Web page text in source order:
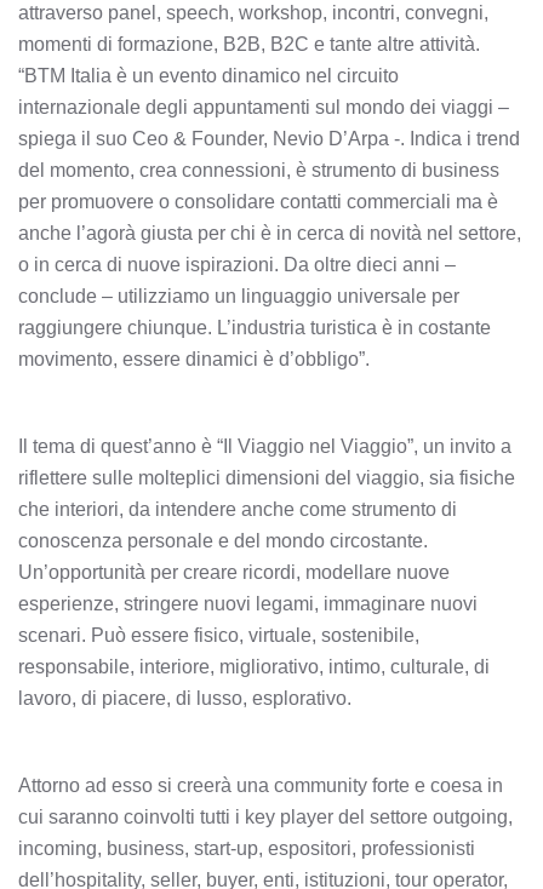
attraverso panel, speech, workshop, incontri, convegni,
momenti di formazione, B2B, B2C e tante altre attività.
“BTM Italia è un evento dinamico nel circuito
internazionale degli appuntamenti sul mondo dei viaggi –
spiega il suo Ceo & Founder, Nevio D’Arpa -. Indica i trend
del momento, crea connessioni, è strumento di business
per promuovere o consolidare contatti commerciali ma è
anche l’agorà giusta per chi è in cerca di novità nel settore,
o in cerca di nuove ispirazioni. Da oltre dieci anni –
conclude – utilizziamo un linguaggio universale per
raggiungere chiunque. L’industria turistica è in costante
movimento, essere dinamici è d’obbligo”.
Il tema di quest’anno è “Il Viaggio nel Viaggio”, un invito a
riflettere sulle molteplici dimensioni del viaggio, sia fisiche
che interiori, da intendere anche come strumento di
conoscenza personale e del mondo circostante.
Un’opportunità per creare ricordi, modellare nuove
esperienze, stringere nuovi legami, immaginare nuovi
scenari. Può essere fisico, virtuale, sostenibile,
responsabile, interiore, migliorativo, intimo, culturale, di
lavoro, di piacere, di lusso, esplorativo.
Attorno ad esso si creerà una community forte e coesa in
cui saranno coinvolti tutti i key player del settore outgoing,
incoming, business, start-up, espositori, professionisti
dell’hospitality, seller, buyer, enti, istituzioni, tour operator,